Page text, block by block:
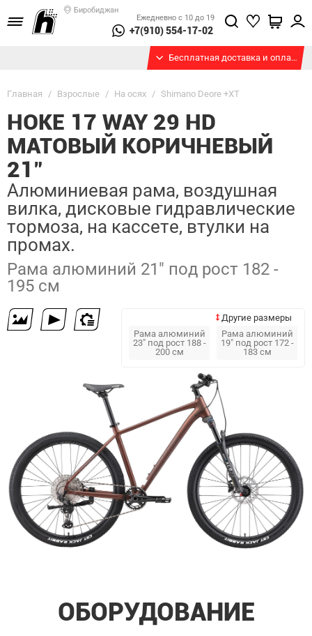
Биробиджан
Ежедневно с 10 до 19
+7(910) 554-17-02
Бесплатная доставка и оплата при получении
Главная / Взрослые / На осях / Shimano Deore +XT
HOKE 17 WAY 29 HD
МАТОВЫЙ КОРИЧНЕВЫЙ
21"
Алюминиевая рама, воздушная
вилка, дисковые гидравлические
тормоза, на кассете, втулки на
промах.
Рама алюминий 21" под рост 182 -
195 см
Другие размеры
Рама алюминий
19" под рост 172 -
183 см
Рама алюминий
23" под рост 188 -
200 см
ОБОРУДОВАНИЕ